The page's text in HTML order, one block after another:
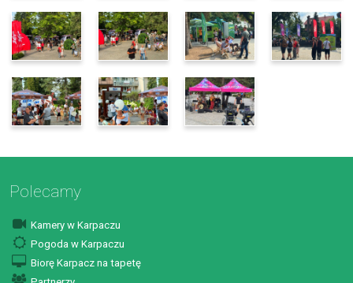
Polecamy
Kamery w Karpaczu
Pogoda w Karpaczu
Biorę Karpacz na tapetę